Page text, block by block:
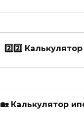
2️⃣2️⃣
🏡 Калькулятор